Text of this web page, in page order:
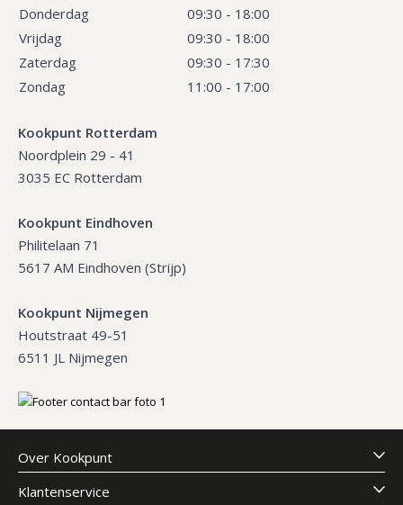
Donderdag
09:30 - 18:00
Vrijdag
09:30 - 18:00
Zaterdag
09:30 - 17:30
Zondag
11:00 - 17:00
Kookpunt Rotterdam
Noordplein 29 - 41
3035 EC Rotterdam
Kookpunt Eindhoven
Philitelaan 71
5617 AM Eindhoven (Strijp)
Kookpunt Nijmegen
Houtstraat 49-51
6511 JL Nijmegen
Over Kookpunt
Klantenservice